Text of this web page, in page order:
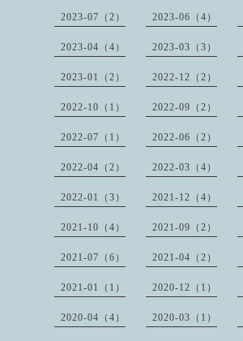
2023-07（2） 2023-06（4）
2023-04（4） 2023-03（3）
2023-01（2） 2022-12（2）
2022-10（1） 2022-09（2）
2022-07（1） 2022-06（2）
2022-04（2） 2022-03（4）
2022-01（3） 2021-12（4）
2021-10（4） 2021-09（2）
2021-07（6） 2021-04（2）
2021-01（1） 2020-12（1）
2020-04（4） 2020-03（1）